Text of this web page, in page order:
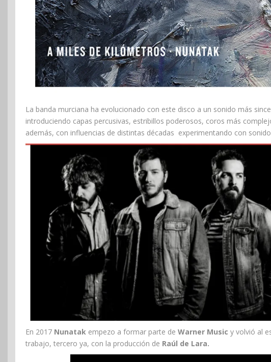
La banda murciana ha evolucionado con este disco a un sonido más
introduciendo capas percusivas, estribillos poderosos, coros más
además, con influencias de distintas décadas experimentando con
En 2017 Nunatak empezo a formar parte de Warner Music y volvió al
trabajo, tercero ya, con la producción de Raúl de Lara.